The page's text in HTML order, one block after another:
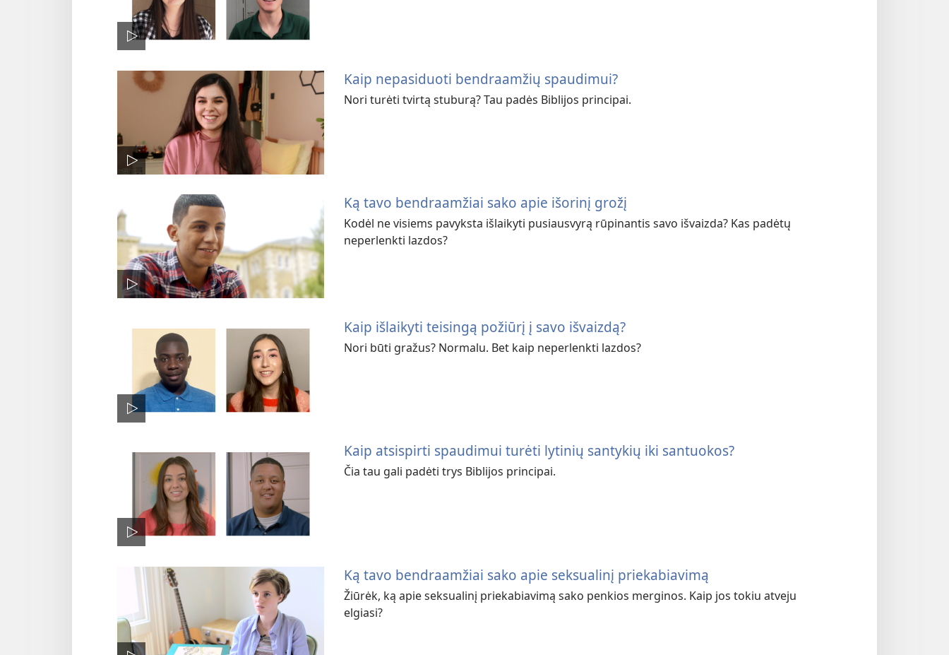
Kaip nepasiduoti bendraamžių spaudimui?
Nori turėti tvirtą stuburą? Tau padės Biblijos principai.
Ką tavo bendraamžiai sako apie išorinį grožį
Kodėl ne visiems pavyksta išlaikyti pusiausvyrą rūpinantis savo išvaizda? Kas padėtų
neperlenkti lazdos?
Kaip išlaikyti teisingą požiūrį į savo išvaizdą?
Nori būti gražus? Normalu. Bet kaip neperlenkti lazdos?
Kaip atsispirti spaudimui turėti lytinių santykių iki santuokos?
Čia tau gali padėti trys Biblijos principai.
Ką tavo bendraamžiai sako apie seksualinį priekabiavimą
Žiūrėk, ką apie seksualinį priekabiavimą sako penkios merginos. Kaip jos tokiu atveju
elgiasi?